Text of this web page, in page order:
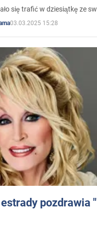
się trafić w dziesiątkę ze
03.03.2025 15:28
pozdrawia